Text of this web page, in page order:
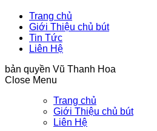
Trang chủ
Giới Thiệu chủ bút
Tin Tức
Liên Hệ
bản quyền Vũ Thanh Hoa
Close Menu
Trang chủ
Giới Thiệu chủ bút
Liên Hệ